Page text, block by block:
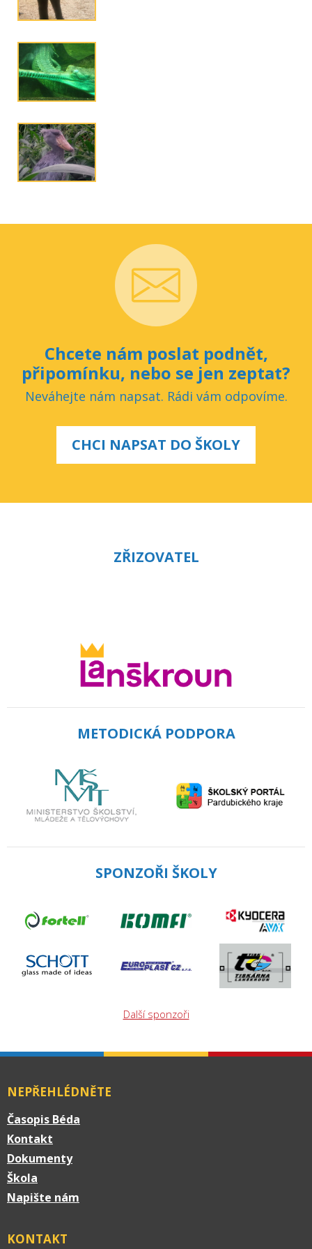
Chcete nám poslat podnět,
připomínku, nebo se jen zeptat?
Neváhejte nám napsat. Rádi vám odpovíme.
CHCI NAPSAT DO ŠKOLY
ZŘIZOVATEL
METODICKÁ PODPORA
SPONZOŘI ŠKOLY
Další sponzoři
NEPŘEHLÉDNĚTE
Časopis Béda
Kontakt
Dokumenty
Škola
Napište nám
KONTAKT